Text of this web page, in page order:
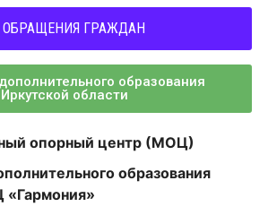
ОБРАЩЕНИЯ ГРАЖДАН
образования
Иркутской области
опорный центр (МОЦ)
образования